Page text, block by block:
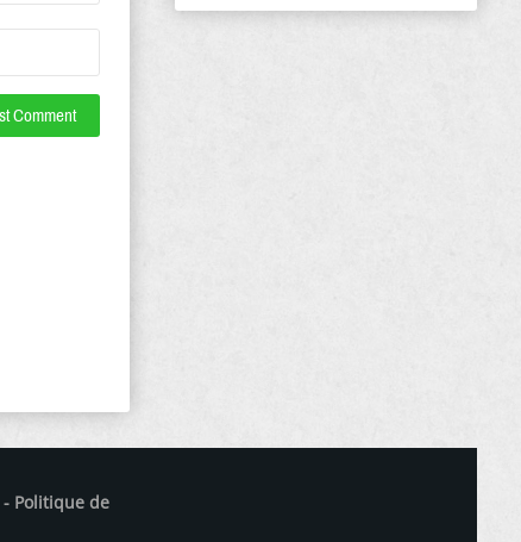
- Politique de